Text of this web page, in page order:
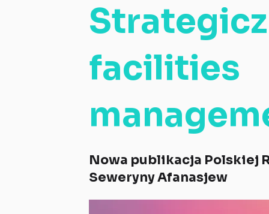
facilities
Nowa publikacja Polskiej
Seweryny Afanasjew